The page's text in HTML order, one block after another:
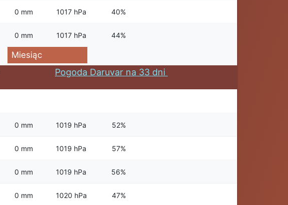
0 mm 1017 hPa 40%
0 mm 1017 hPa 44%
Miesiąc
Pogoda Daruvar na 33 dni
0 mm 1019 hPa 52%
0 mm 1019 hPa 57%
0 mm 1019 hPa 56%
0 mm 1020 hPa 47%